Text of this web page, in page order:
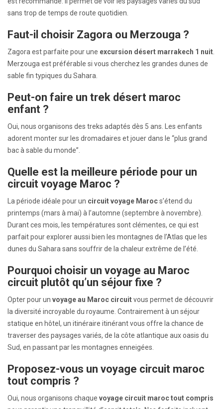
sans trop de temps de route quotidien.
Faut-il choisir Zagora ou Merzouga ?
Zagora est parfaite pour une excursion désert marrakech 1 nuit
Merzouga est préférable si vous cherchez les grandes dunes de
sable fin typiques du Sahara.
Peut-on faire un trek désert maroc
enfant ?
Oui, nous organisons des treks adaptés dès 5 ans. Les enfants
adorent monter sur les dromadaires et jouer dans le “plus grand
bac à sable du monde”.
Quelle est la meilleure période pour un
circuit voyage Maroc ?
La période idéale pour un circuit voyage Marocs’étend du
printemps (mars à mai) à l’automne (septembre à novembre).
Durant ces mois, les températures sont clémentes, ce qui est
parfait pour explorer aussi bien les montagnes de l’Atlas que les
dunes du Sahara sans souffrir de la chaleur extrême de l’été.
Pourquoi choisir un voyage au Maroc
circuit plutôt qu’un séjour fixe ?
Opter pour un voyage au Maroc circuitvous permet de découvrir
la diversité incroyable du royaume. Contrairement à un séjour
statique en hôtel, un itinéraire itinérant vous offre la chance de
traverser des paysages variés, de la côte atlantique aux oasis du
Sud, en passant par les montagnes enneigées.
Proposez-vous un voyage circuit maroc
tout compris ?
Oui, nous organisons chaque voyage circuit maroc tout compris